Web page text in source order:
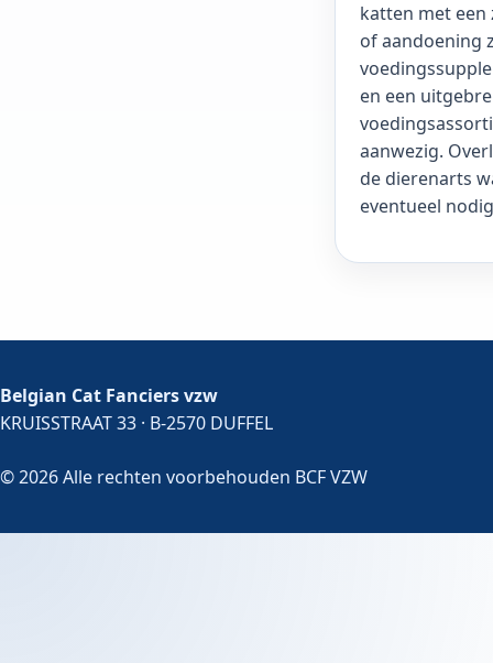
katten met een
of aandoening
en een
aanwezig.
de dierenarts
eventueel
Belgian Cat Fanciers vzw
KRUISSTRAAT 33 · B-2570 DUFFEL
© 2026 Alle rechten voorbehouden BCF VZW